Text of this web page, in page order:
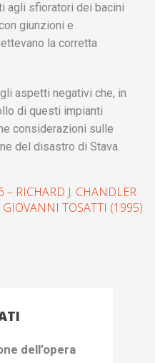
agli sfioratori dei bacini
giunzioni e
la corretta
aspetti negativi che, in
di questi impianti
considerazioni sulle
del disastro di Stava.
– RICHARD J. CHANDLER
TOSATTI (1995)
dell’opera